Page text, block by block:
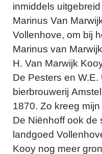
inmiddels
Marinus Van
Vollenhove, om bij
Marinus van
H. Van Marwijk
De Pesters en
bierbrouwerij
1870. Zo kreeg
De Niënhoff ook de
landgoed
Kooy nog meer